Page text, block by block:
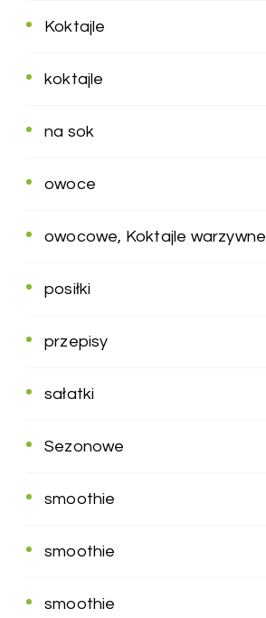
Koktajle
koktajle
na sok
owoce
owocowe, Koktajle warzywne
posiłki
przepisy
sałatki
Sezonowe
smoothie
smoothie
smoothie